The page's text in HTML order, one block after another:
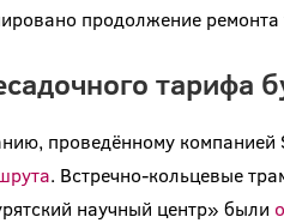
продолжение ремонта
тарифа
проведённому компанией
. Встречно-кольцевые
научный центр» были